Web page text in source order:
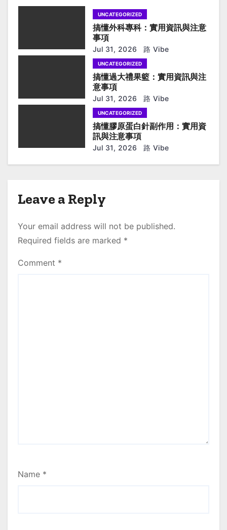
a
i
UNCATEGORIZED
搞懂外科專科：實用資訊與注意
事項
Jul 31, 2026 路 Vibe
UNCATEGORIZED
搞懂過大禮果籃：實用資訊與注
意事項
Jul 31, 2026 路 Vibe
UNCATEGORIZED
搞懂膠原蛋白針副作用：實用資
訊與注意事項
Jul 31, 2026 路 Vibe
Leave a Reply
Your email address will not be published.
Required fields are marked *
Comment *
Name *